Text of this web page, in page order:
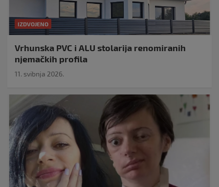
IZDVOJENO
Vrhunska PVC i ALU stolarija renomiranih
njemačkih profila
11. svibnja 2026.